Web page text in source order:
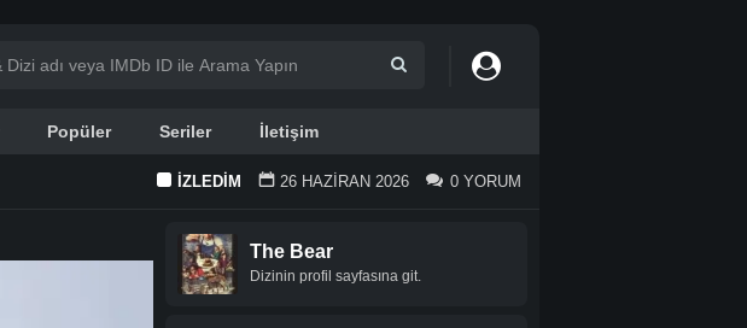
Popüler Seriler İletişim
İZLEDIM 26 HAZIRAN 2026 0 YORUM
The Bear
Dizinin profil sayfasına git.